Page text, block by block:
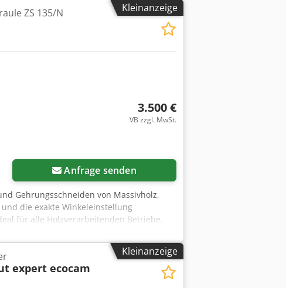
Kleinanzeige
ZS 135/N
3.500 €
VB zzgl. MwSt.
Anfrage senden
Gehrungsschneiden von Massivholz,
die exakte Winkeleinstellung
für alle Holzverarbeitenden Betriebe.
Daten: - Motor: 2 kW - Anschluss: 380 V
Kleinanzeige
expert ecocam